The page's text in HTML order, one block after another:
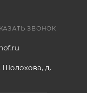
ЗВОНОК
Шолохова, д.